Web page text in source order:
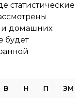
статистические
и домашних
будет
В Н П ЗМ